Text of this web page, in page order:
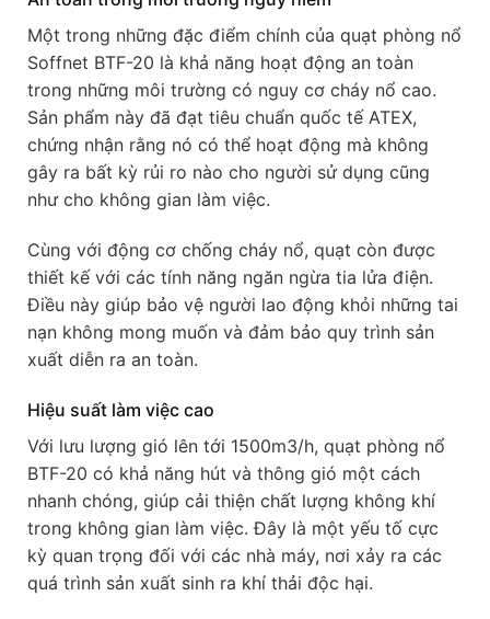
Một trong những đặc điểm chính của quạt phòng nổ
Soffnet BTF-20 là khả năng hoạt động an toàn
trong những môi trường có nguy cơ cháy nổ cao.
Sản phẩm này đã đạt tiêu chuẩn quốc tế ATEX,
chứng nhận rằng nó có thể hoạt động mà không
gây ra bất kỳ rủi ro nào cho người sử dụng cũng
như cho không gian làm việc.
Cùng với động cơ chống cháy nổ, quạt còn được
thiết kế với các tính năng ngăn ngừa tia lửa điện.
Điều này giúp bảo vệ người lao động khỏi những tai
nạn không mong muốn và đảm bảo quy trình sản
xuất diễn ra an toàn.
Hiệu suất làm việc cao
Với lưu lượng gió lên tới 1500m3/h, quạt phòng nổ
BTF-20 có khả năng hút và thông gió một cách
nhanh chóng, giúp cải thiện chất lượng không khí
trong không gian làm việc. Đây là một yếu tố cực
kỳ quan trọng đối với các nhà máy, nơi xảy ra các
quá trình sản xuất sinh ra khí thải độc hại.